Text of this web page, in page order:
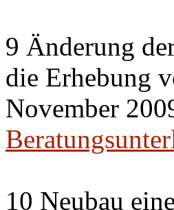
9 Änderung
die Erhebung
November
10 Neubau